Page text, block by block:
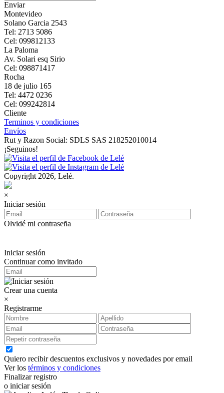
Enviar
Montevideo
Solano Garcia 2543
Tel: 2713 5086
Cel: 099812133
La Paloma
Av. Solari esq Sirio
Cel: 098871417
Rocha
18 de julio 165
Tel: 4472 0236
Cel: 099242814
Cliente
Terminos y condiciones
Envíos
Rut y Razon Social: SDLS SAS 218252010014
¡Seguinos!
Copyright 2026, Lelé.
×
Iniciar sesión
Olvidé mi contraseña
Iniciar sesión
Continuar como invitado
Crear una cuenta
×
Registrarme
Quiero recibir descuentos exclusivos y novedades por email
Ver los términos y condiciones
Finalizar registro
o iniciar sesión